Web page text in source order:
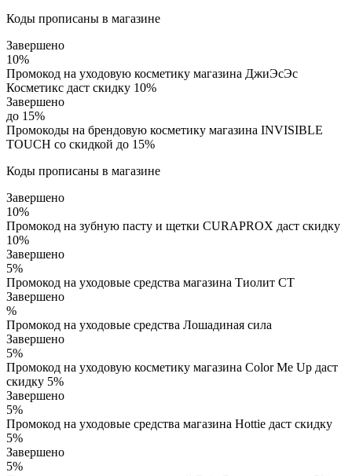
Коды прописаны в магазине
Завершено
10%
Промокод на уходовую косметику магазина ДжиЭсЭс
Косметикс даст скидку 10%
Завершено
до 15%
Промокоды на брендовую косметику магазина INVISIBLE
TOUCH со скидкой до 15%
Коды прописаны в магазине
Завершено
10%
Промокод на зубную пасту и щетки CURAPROX даст скидку
10%
Завершено
5%
Промокод на уходовые средства магазина Тиолит СТ
Завершено
%
Промокод на уходовые средства Лошадиная сила
Завершено
5%
Промокод на уходовую косметику магазина Color Me Up даст
скидку 5%
Завершено
5%
Промокод на уходовые средства магазина Hottie даст скидку
5%
Завершено
5%